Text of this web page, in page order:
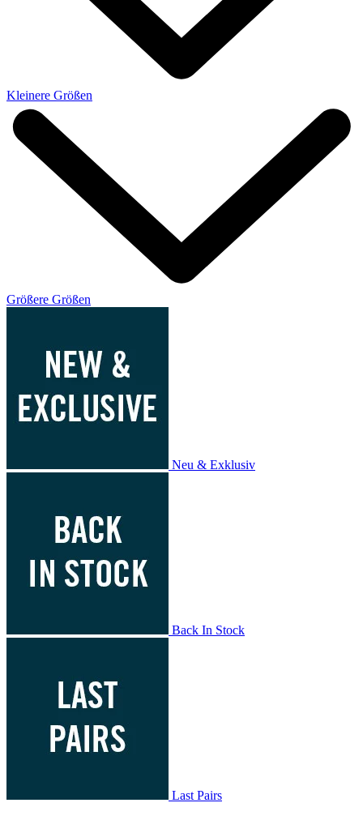
Kleinere Größen
Größere Größen
Neu & Exklusiv
Back In Stock
Last Pairs